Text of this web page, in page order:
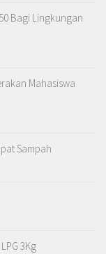
Bagi Lingkungan
Mahasiswa
Sampah
LPG 3Kg